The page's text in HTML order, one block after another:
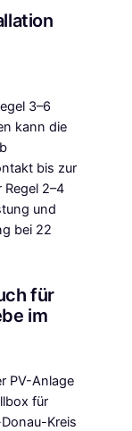
3–6
kann die
bis zur
2–4
und
bei 22
für
im
PV-Anlage
für
Kreis